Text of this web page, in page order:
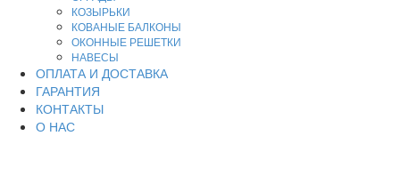
КОЗЫРЬКИ
КОВАНЫЕ БАЛКОНЫ
ОКОННЫЕ РЕШЕТКИ
НАВЕСЫ
ОПЛАТА И ДОСТАВКА
ГАРАНТИЯ
КОНТАКТЫ
О НАС